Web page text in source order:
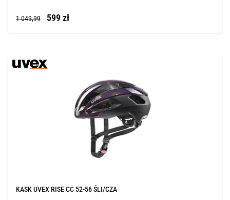
1 049,99 599 zł
KASK UVEX RISE CC 52-56 ŚLI/CZA